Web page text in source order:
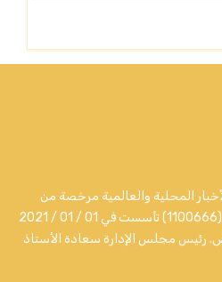
المحلية والعالمية مرخصة من
الهيئة العامة لتنظيم الإعلام رقم (1100666) تأسست في 01 / 01 / 2021
رئيس مجلس الإدارة سعادة الأستاذ